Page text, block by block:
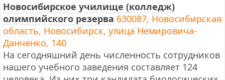
Новосибирское училище (колледж)
олимпийского резерва 630087, Новосибирская
область, Новосибирск, улица Немировича-
Данченко, 140
На сегодняшний день численность сотрудников
нашего учебного заведения составляет 124